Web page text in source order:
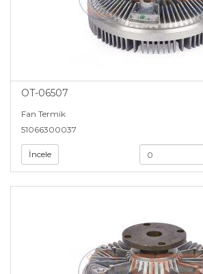
OT-06507
Fan Termik
51066300037
İncele